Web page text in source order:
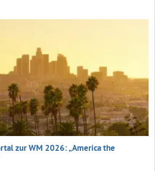
zur WM 2026: „America the